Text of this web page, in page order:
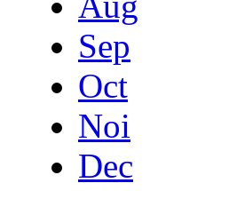
Sep
Oct
Noi
Dec